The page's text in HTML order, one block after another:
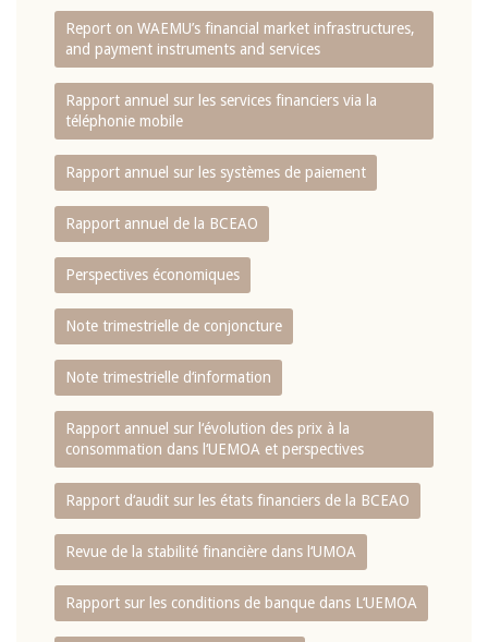
Report on WAEMU’s financial market infrastructures,
and payment instruments and services
Rapport annuel sur les services financiers via la
téléphonie mobile
Rapport annuel sur les systèmes de paiement
Rapport annuel de la BCEAO
Perspectives économiques
Note trimestrielle de conjoncture
Note trimestrielle d‘information
Rapport annuel sur l‘évolution des prix à la
consommation dans l‘UEMOA et perspectives
Rapport d‘audit sur les états financiers de la BCEAO
Revue de la stabilité financière dans l‘UMOA
Rapport sur les conditions de banque dans L‘UEMOA